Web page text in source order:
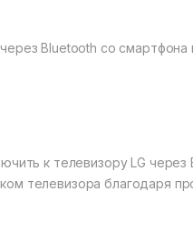
Bluetooth со смартфона
к телевизору LG через
телевизора благодаря